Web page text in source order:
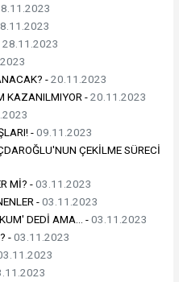
28.11.2023
-20.11.2023
KAZANILMIYOR -20.11.2023
-09.11.2023
ÇEKİLME SÜRECİ
Mİ? -03.11.2023
-03.11.2023
DEDİ AMA… -03.11.2023
-03.11.2023